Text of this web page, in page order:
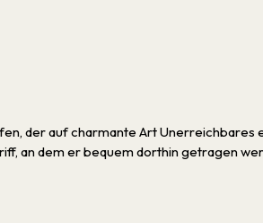
der auf charmante Art Unerreichbares
an dem er bequem dorthin getragen